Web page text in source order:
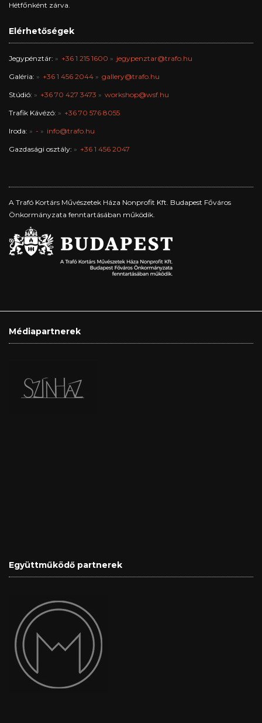
Hétfőnként zárva.
Elérhetőségek
Jegypénztár: +36 1 215 1600 jegypenztar@trafo.hu
Galéria: +36 1 456 2044 gallery@trafo.hu
Stúdió: +36 70 427 3473 workshop@wsf.hu
Trafik Kávézó: +36 70 576 8055
Iroda: - info@trafo.hu
Gazdasági osztály: +36 1 456 2047
A Trafó Kortárs Művészetek Háza Nonprofit Kft. Budapest Főváros
Önkormányzata fenntartásában működik.
Médiapartnerek
Együttműködő partnerek